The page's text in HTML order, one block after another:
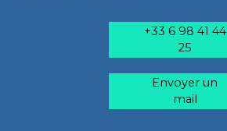
+33 6 98 41 44
25
Envoyer un
mail